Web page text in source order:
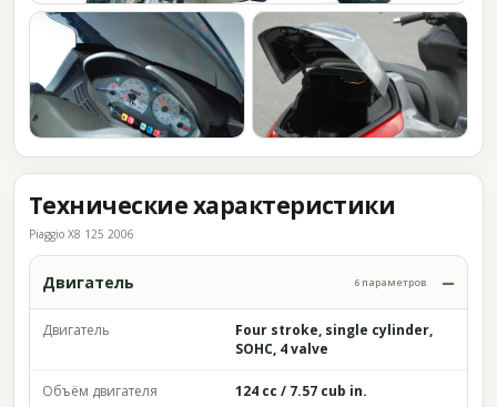
Технические характеристики
Piaggio X8 125 2006
Двигатель 6 параметров
Двигатель
Four stroke, single cylinder,
SOHC, 4 valve
Объём двигателя 124 cc / 7.57 cub in.